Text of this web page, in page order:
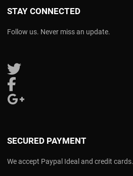
STAY CONNECTED
Follow us. Never miss an update.
Follow us on Twitter
SECURED PAYMENT
We accept Paypal Ideal and credit cards.